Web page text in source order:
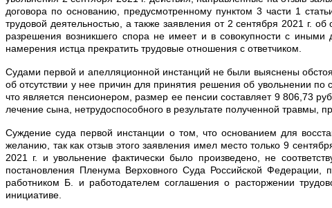
договора по основанию, предусмотренному пунктом 3 части 1
трудовой деятельностью, а также заявления от 2 сентября 2021 г.
разрешения возникшего спора не имеет и в совокупности с иными
намерения истца прекратить трудовые отношения с ответчиком.
Судами первой и апелляционной инстанций не были выяснены
об отсутствии у нее причин для принятия решения об увольнении по
что является пенсионером, размер ее пенсии составляет 9 806,73
лечение сына, нетрудоспособного в результате полученной травмы,
Суждение суда первой инстанции о том, что основанием для
желанию, так как отзыв этого заявления имел место только 9
2021 г. и увольнение фактически было произведено, не
постановления Пленума Верховного Суда Российской
работником Б. и работодателем соглашения о расторжении
инициативе.